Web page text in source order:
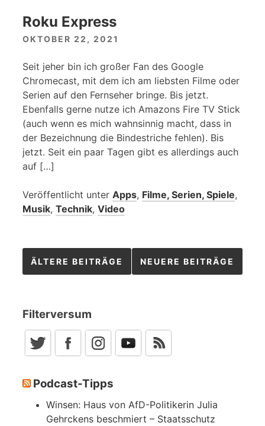
Roku Express
OKTOBER 22, 2021
Seit jeher bin ich großer Fan des Google
Chromecast, mit dem ich am liebsten Filme oder
Serien auf den Fernseher bringe. Bis jetzt.
Ebenfalls gerne nutze ich Amazons Fire TV Stick
(auch wenn es mich wahnsinnig macht, dass in
der Bezeichnung die Bindestriche fehlen). Bis
jetzt. Seit ein paar Tagen gibt es allerdings auch
auf […]
Veröffentlicht unter Apps, Filme, Serien, Spiele,
Musik, Technik, Video
Beitragsnavigation
ÄLTERE BEITRÄGE NEUERE BEITRÄGE
Filterversum
Podcast-Tipps
Winsen: Haus von AfD-Politikerin Julia
Gehrckens beschmiert – Staatsschutz